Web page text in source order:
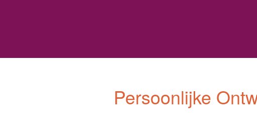
Persoonlijke